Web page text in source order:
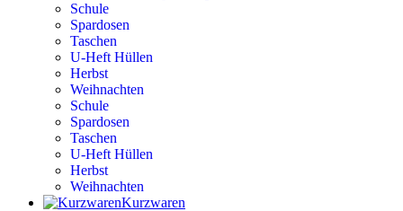
Schule
Spardosen
Taschen
U-Heft Hüllen
Herbst
Weihnachten
Schule
Spardosen
Taschen
U-Heft Hüllen
Herbst
Weihnachten
Kurzwaren